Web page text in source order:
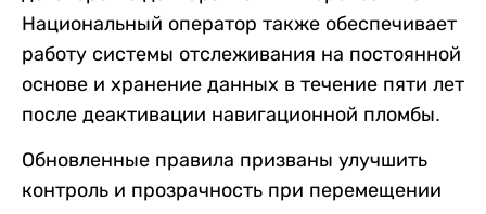
Национальный оператор также обеспечивает
работу системы отслеживания на постоянной
основе и хранение данных в течение пяти лет
после деактивации навигационной пломбы.
Обновленные правила призваны улучшить
контроль и прозрачность при перемещении